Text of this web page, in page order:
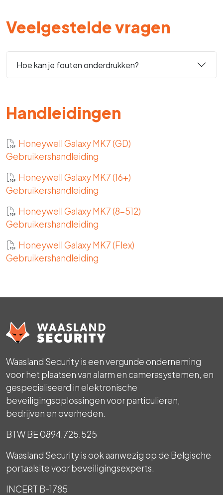
Veelgestelde vragen
Hoe kan je fouten onderdrukken?
Handleidingen
Honeywell Galaxy MK7 (GD)
Gebruikershandleiding
Honeywell Galaxy MK7 (16+)
Gebruikershandleiding
Honeywell Galaxy MK7 (8-512)
Gebruikershandleiding
Honeywell Galaxy MK7 (Flex)
Gebruikershandleiding
Waasland Security is een vergunde onderneming
voor het plaatsen van alarm en camerasystemen, en
gespecialiseerd in elektronische
beveiligingsoplossingen voor particulieren,
bedrijven en overheden.
BTW BE 0894.725.525
Waasland Security is ook aanwezig op de Belgische
portaalsite voor beveiligingsexperts.
INCERT B-1785